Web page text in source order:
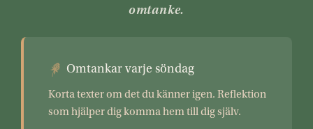
omtanke.
Omtankar varje söndag
Korta texter om det du känner igen. Reflektion
som hjälper dig komma hem till dig själv.